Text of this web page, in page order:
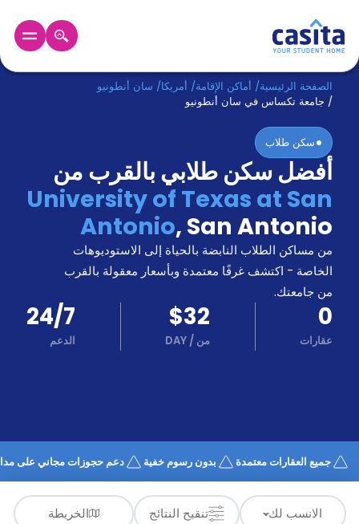
الرئيسية عربي USD
دخول
حجز
السكن
من
نحن؟
المدونة
أخبر
أصدقائك
و
اكسب
كن
شريكا
الدعم
كيف
تعمل؟
الأسئلة
الشائعة
الصفحة الرئيسية/ أماكن الإقامة/ أمريكا/ سان أنطونيو
/ جامعة تكساس في سان أنطونيو
سكن طلاب
أفضل سكن طلابي بالقرب من
University of Texas at San
Antonio, San Antonio
من مساكن الطلاب النابضة بالحياة إلى الاستوديوهات
الخاصة - اكتشف غرفًا معتمدة وبأسعار معقولة بالقرب
من جامعتك.
0
عقارات
$32
من /
DAY
24/7
الدعم
جميع العقارات معتمدة بدون رسوم خفية دعم حجوزات مجاني على مدار
الانسب لك تنقيح النتائج الخريطة